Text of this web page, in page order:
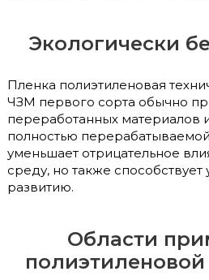
Экологически
Пленка полиэтиленовая
ЧЗМ первого сорта обычно
переработанных материалов
полностью
уменьшает отрицательное
среду, но также способствует
развитию.
Области